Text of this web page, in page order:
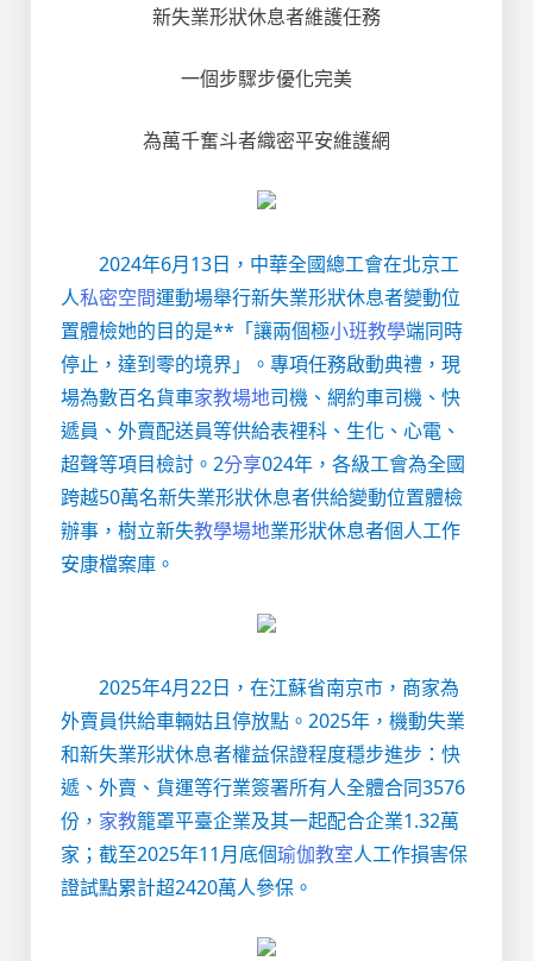
新失業形狀休息者維護任務
一個步驟步優化完美
為萬千奮斗者織密平安維護網
2024年6月13日，中華全國總工會在北京工
人私密空間運動場舉行新失業形狀休息者變動位
置體檢她的目的是**「讓兩個極小班教學端同時
停止，達到零的境界」。專項任務啟動典禮，現
場為數百名貨車家教場地司機、網約車司機、快
遞員、外賣配送員等供給表裡科、生化、心電、
超聲等項目檢討。2分享024年，各級工會為全國
跨越50萬名新失業形狀休息者供給變動位置體檢
辦事，樹立新失教學場地業形狀休息者個人工作
安康檔案庫。
2025年4月22日，在江蘇省南京市，商家為
外賣員供給車輛姑且停放點。2025年，機動失業
和新失業形狀休息者權益保證程度穩步進步：快
遞、外賣、貨運等行業簽署所有人全體合同3576
份， 家教籠罩平臺企業及其一起配合企業1.32萬
家；截至2025年11月底個瑜伽教室人工作損害保
證試點累計超2420萬人參保。